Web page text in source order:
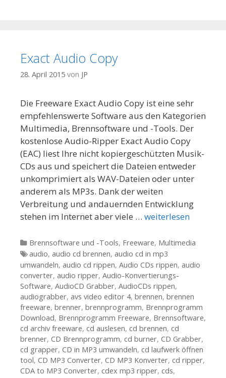
Exact Audio Copy
28. April 2015 von JP
Die Freeware Exact Audio Copy ist eine sehr
empfehlenswerte Software aus den Kategorien
Multimedia, Brennsoftware und -Tools. Der
kostenlose Audio-Ripper Exact Audio Copy
(EAC) liest Ihre nicht kopiergeschützten Musik-
CDs aus und speichert die Dateien entweder
unkomprimiert als WAV-Dateien oder unter
anderem als MP3s. Dank der weiten
Verbreitung und andauernden Entwicklung
stehen im Internet aber viele … weiterlesen
Kategorien
Brennsoftware und -Tools, Freeware, Multimedia
Tags
audio, audio cd brennen, audio cd in mp3
umwandeln, audio cd rippen, Audio CDs rippen, audio
converter, audio ripper, Audio-Konvertierungs-
Software, AudioCD Grabber, AudioCDs rippen,
audiograbber, avs video editor 4, brennen, brennen
freeware, brenner, brennprogramm, Brennprogramm
Download, Brennprogramm Freeware, Brennsoftware,
cd archiv freeware, cd auslesen, cd brennen, cd
brenner, CD Brennprogramm, cd burner, CD Grabber,
cd grapper, CD in MP3 umwandeln, cd laufwerk öffnen
tool, CD MP3 Converter, CD MP3 Konverter, cd ripper,
CDA to MP3 Converter, cdex mp3 ripper, cds,